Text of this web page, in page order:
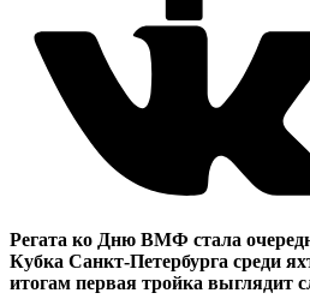
Регата ко Дню ВМФ стала
Кубка Санкт-Петербурга среди
итогам первая тройка выглядит